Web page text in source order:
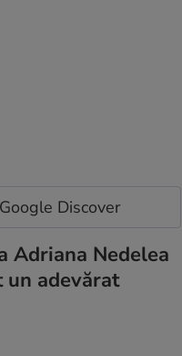
Discover
Adriana Nedelea
un adevărat